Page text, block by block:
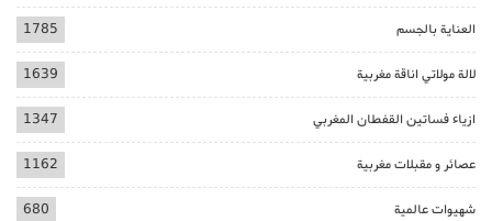
العناية بالجسم 1785
لالة مولاتي اناقة مغربية 1639
ازياء فساتين القفطان المغربي 1347
عصائر و مقبلات مغربية 1162
شهيوات عالمية 680